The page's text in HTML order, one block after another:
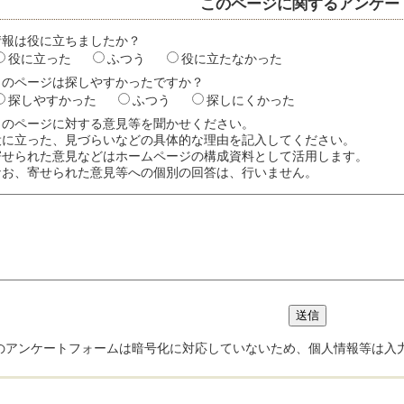
このページに関するアンケー
は役に立ちましたか？
役に立った
ふつう
役に立たなかった
ページは探しやすかったですか？
探しやすかった
ふつう
探しにくかった
ページに対する意見等を聞かせください。
立った、見づらいなどの具体的な理由を記入してください。
られた意見などはホームページの構成資料として活用します。
、寄せられた意見等への個別の回答は、行いません。
アンケートフォームは暗号化に対応していないため、個人情報等は入